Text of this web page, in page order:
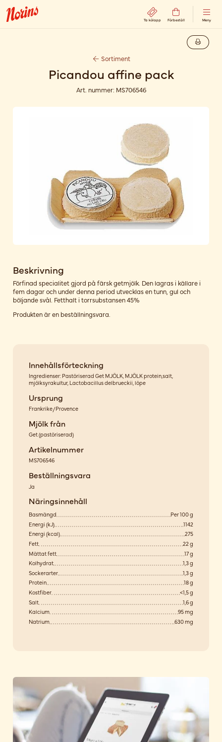
Ta kölapp Förbeställ Meny
Sortiment
Picandou affine pack
Art. nummer: MS706546
Beskrivning
Förfinad specialitet gjord på färsk getmjölk. Den lagras i källare i
fem dagar och under denna period utvecklas en tunn, gul och
böljande svål. Fetthalt i torrsubstansen 45%
Produkten är en beställningsvara.
Innehållsförteckning
Ingredienser: Pastöriserad Get MJÖLK, MJÖLK protein,salt,
mjölksyrakultur, Lactobacillus delbrueckii, löpe
Ursprung
Frankrike/Provence
Mjölk från
Get(pastöriserad)
Artikelnummer
MS706546
Beställningsvara
Ja
Näringsinnehåll
Basmängd
Per 100 g
Energi (kJ)
1142
Energi (kcal)
275
Fett
22 g
Mättat fett
17 g
Kolhydrat
1,3 g
Sockerarter
1,3 g
Protein
18 g
Kostfiber
<1,5 g
Salt
1,6 g
Kalcium
95 mg
Natrium
630 mg